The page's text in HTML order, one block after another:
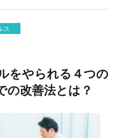
ス
をやられる４つの
の改善法とは？